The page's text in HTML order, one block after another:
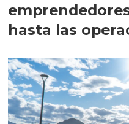
hasta las